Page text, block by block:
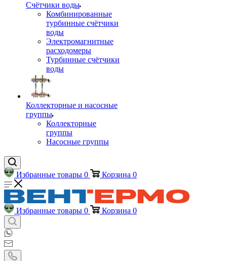
Счётчики воды
Комбинированные
турбинные счётчики
воды
Электромагнитные
расходомеры
Турбинные счётчики
воды
Коллекторные и насосные
группы
Коллекторные
группы
Насосные группы
Избранные товары 0 Корзина 0
Избранные товары 0 Корзина 0